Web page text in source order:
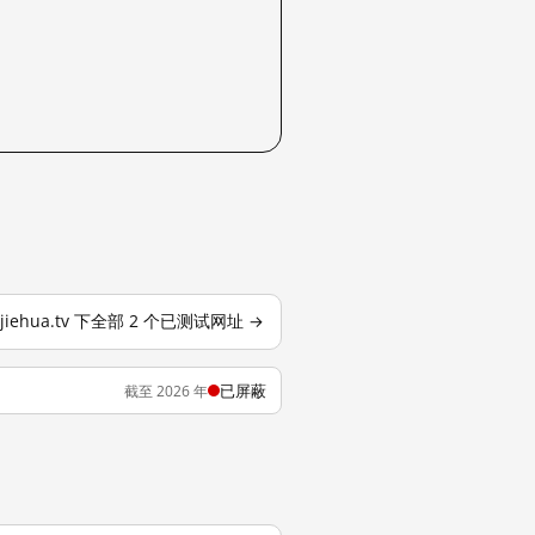
jiehua.tv 下全部 2 个已测试网址 →
截至 2026 年 已屏蔽